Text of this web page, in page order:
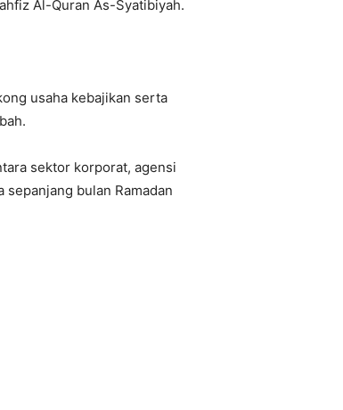
Al-Quran As-Syatibiyah.
usaha kebajikan serta
sektor korporat, agensi
sepanjang bulan Ramadan